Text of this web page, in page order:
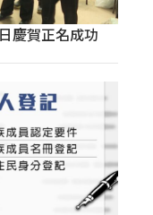
慶賀正名成功